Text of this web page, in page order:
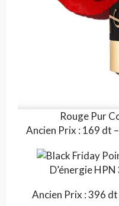
Rouge Pur
Ancien Prix : 169 dt –
D’énergie
Ancien Prix : 396 dt